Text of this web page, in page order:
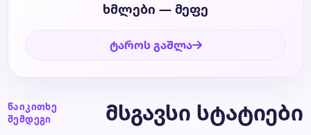
ხმლები — მეფე
ტაროს გაშლა
წაიკითხე
შემდეგი
მსგავსი სტატიები